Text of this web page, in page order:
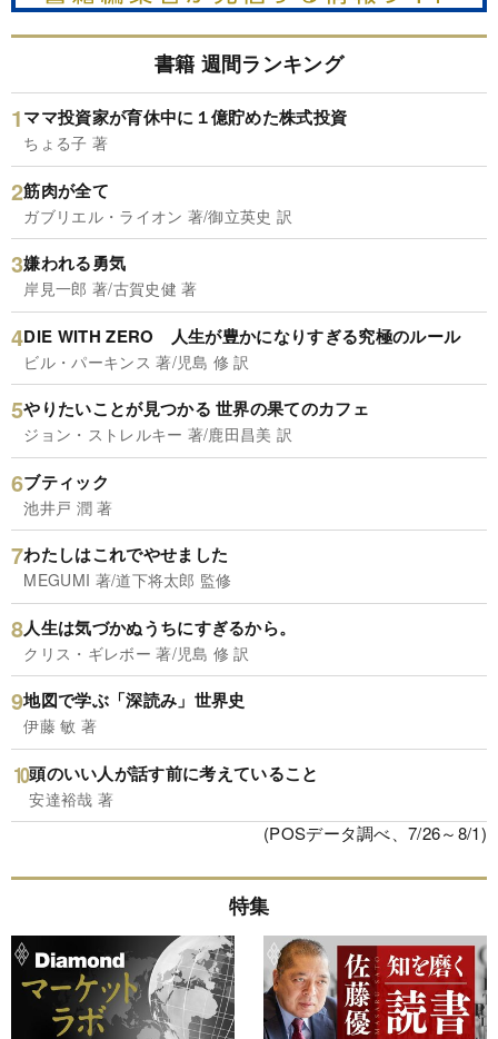
書籍 週間ランキング
ママ投資家が育休中に１億貯めた株式投資
ちょる子 著
筋肉が全て
ガブリエル・ライオン 著/御立英史 訳
嫌われる勇気
岸見一郎 著/古賀史健 著
DIE WITH ZERO 人生が豊かになりすぎる究極のルール
ビル・パーキンス 著/児島 修 訳
やりたいことが見つかる 世界の果てのカフェ
ジョン・ストレルキー 著/鹿田昌美 訳
ブティック
池井戸 潤 著
わたしはこれでやせました
MEGUMI 著/道下将太郎 監修
人生は気づかぬうちにすぎるから。
クリス・ギレボー 著/児島 修 訳
地図で学ぶ「深読み」世界史
伊藤 敏 著
頭のいい人が話す前に考えていること
安達裕哉 著
(POSデータ調べ、7/26～8/1)
特集